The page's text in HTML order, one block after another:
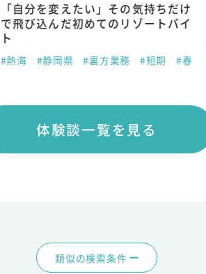
「自分を変えたい」その気持ちだけ
で飛び込んだ初めてのリゾートバイ
ト
#熱海 #静岡県 #裏方業務 #短期 #春
体験談一覧を見る
類似の検索条件